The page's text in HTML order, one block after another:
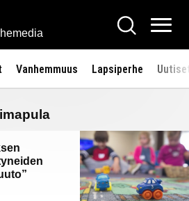
Hae
Vanhemmuus Lapsiperhe